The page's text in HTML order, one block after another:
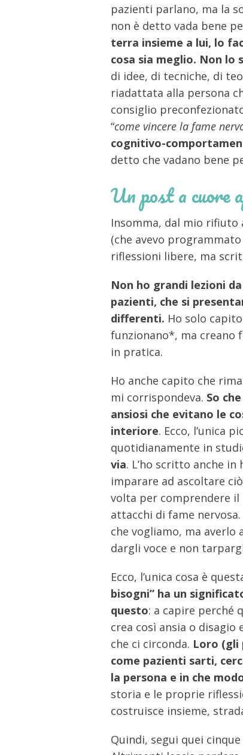
pazienti parlano, ma la
non è detto vada bene
terra insieme a lui, lo
cosa sia meglio. Non lo
di idee, di tecniche, di
riadattata alla persona
consiglio
“come vincere la fame
cognitivo-
detto che vadano bene
Un post a cuore
Insomma, dal mio rifiuto
(che avevo
riflessioni libere, ma
Non ho grandi lezioni
pazienti, che si
differenti. Ho solo capito
funzionano*, ma creano
in pratica.
Ho anche capito che
mi corrispondeva. So
ansiosi che evitano le
interiore. Ecco, l’unica
quotidianamente in
via. L’ho scritto anche
imparare ad ascoltare
volta per comprendere
attacchi di fame
che vogliamo, ma averlo
dargli voce e non
Ecco, l’unica cosa è
bisogni” ha un
questo: a capire perché
crea così ansia o
che ci circonda. Loro (gli
come pazienti sarti,
la persona e in che
storia e le proprie
costruisce insieme,
Quindi, segui quei